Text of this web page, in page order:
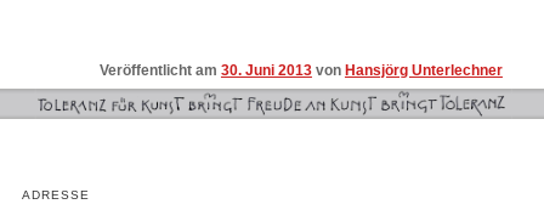
Veröffentlicht am 30. Juni 2013 von Hansjörg Unterlechner
ADRESSE